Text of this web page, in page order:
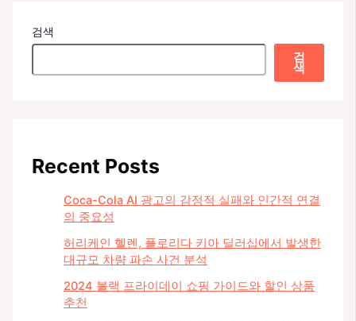
검색
검
색
Recent Posts
Coca-Cola AI 광고의 감정적 실패와 인간적 연결
의 중요성
허리케인 헬렌, 플로리다 키아 딜러십에서 발생한
대규모 차량 파손 사건 분석
2024 블랙 프라이데이 쇼핑 가이드와 할인 상품
추천